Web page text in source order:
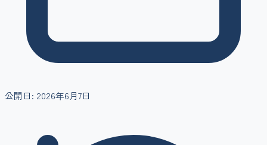
公開日: 2026年6月7日